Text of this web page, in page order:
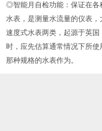
◎智能月自检功能：保证在各
水表，是测量水流量的仪表
速度式水表两类，起源于英
时，应先估算通常情况下所
那种规格的水表作为。